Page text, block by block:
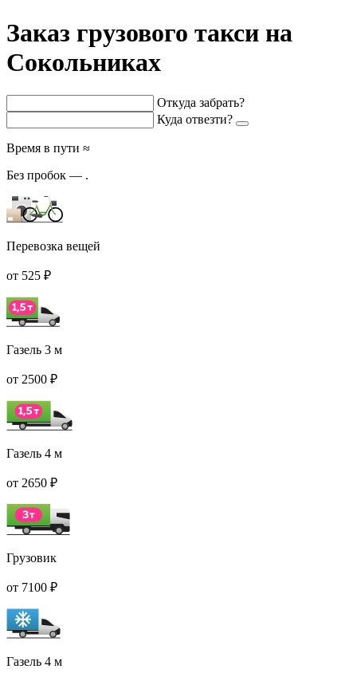
Заказ грузового такси на
Сокольниках
Откуда забрать?
Куда отвезти?
Время в пути ≈
Без пробок — .
Перевозка вещей
от 525 ₽
Газель 3 м
от 2500 ₽
Газель 4 м
от 2650 ₽
Грузовик
от 7100 ₽
Газель 4 м